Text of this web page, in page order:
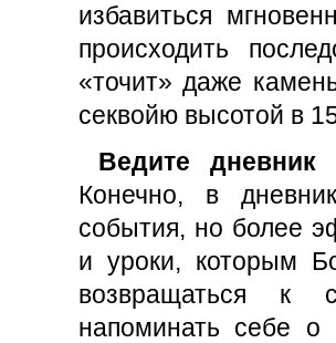
избавиться
происходить
«точит» даже
секвойю высотой в
Ведите
Конечно, в
события, но более
и уроки, которым
возвращаться к
напоминать себе о